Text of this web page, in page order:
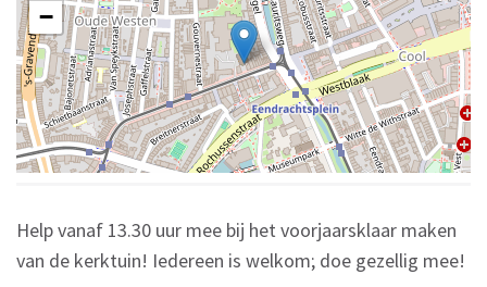
−
Help vanaf 13.30 uur mee bij het voorjaarsklaar maken
van de kerktuin! Iedereen is welkom; doe gezellig mee!